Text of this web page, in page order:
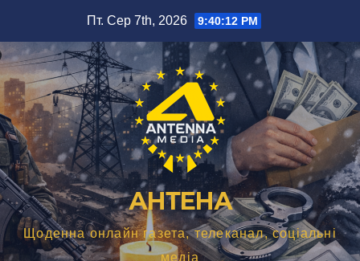
вмісту
Пт. Сер 7th, 2026 9:40:13 PM
АНТЕНА
Щоденна онлайн газета, телеканал, соціальні
медіа